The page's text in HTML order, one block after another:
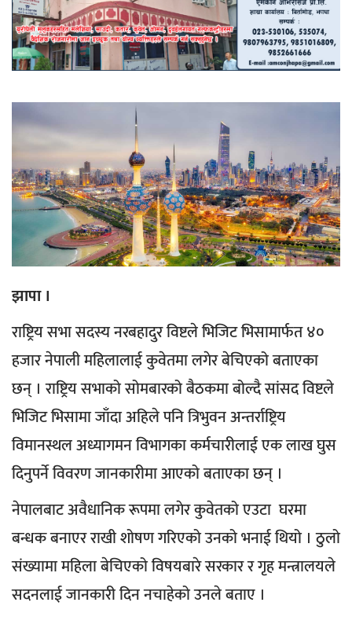
झापा ।
राष्ट्रिय सभा सदस्य नरबहादुर विष्टले भिजिट भिसामार्फत ४०
हजार नेपाली महिलालाई कुवेतमा लगेर बेचिएको बताएका
छन् । राष्ट्रिय सभाको सोमबारको बैठकमा बोल्दै सांसद विष्टले
भिजिट भिसामा जाँदा अहिले पनि त्रिभुवन अन्तर्राष्ट्रिय
विमानस्थल अध्यागमन विभागका कर्मचारीलाई एक लाख घुस
दिनुपर्ने विवरण जानकारीमा आएको बताएका छन् ।
नेपालबाट अवैधानिक रूपमा लगेर कुवेतको एउटा घरमा
बन्धक बनाएर राखी शोषण गरिएको उनको भनाई थियो । ठुलो
संख्यामा महिला बेचिएको विषयबारे सरकार र गृह मन्त्रालयले
सदनलाई जानकारी दिन नचाहेको उनले बताए ।